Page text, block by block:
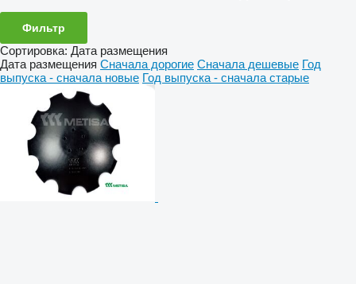
Фильтр
Сортировка: Дата размещения
Дата размещения Сначала дорогие Сначала дешевые Год
выпуска - сначала новые Год выпуска - сначала старые